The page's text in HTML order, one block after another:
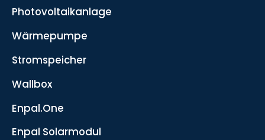
Photovoltaikanlage
Wärmepumpe
Stromspeicher
Wallbox
Enpal.One
Enpal Solarmodul